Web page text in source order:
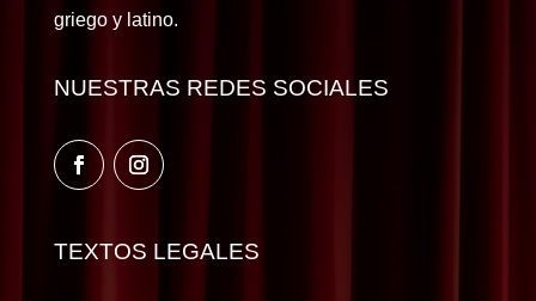
griego y latino.
NUESTRAS REDES SOCIALES
TEXTOS LEGALES